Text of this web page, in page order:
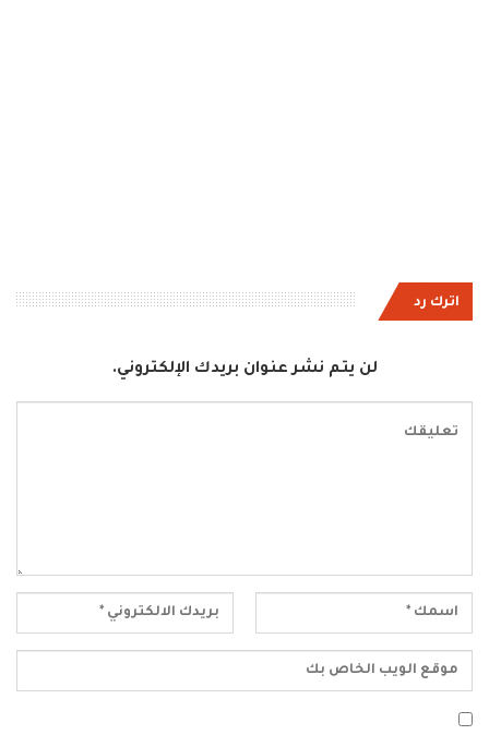
اترك رد
لن يتم نشر عنوان بريدك الإلكتروني.